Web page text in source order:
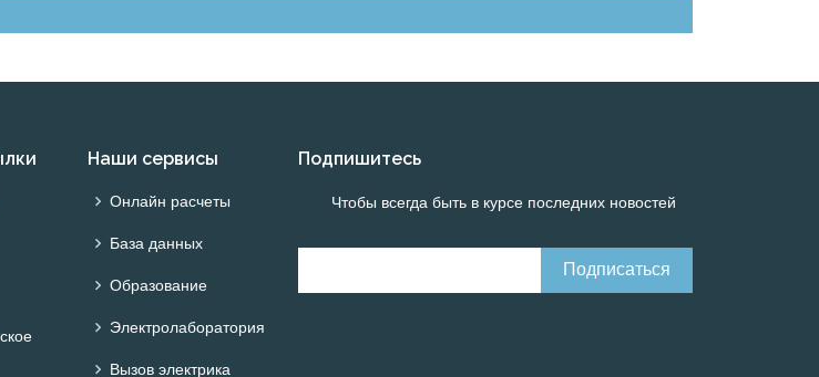
Наши сервисы
Онлайн расчеты
База данных
Образование
Электролаборатория
Вызов электрика
Подпишитесь
Чтобы всегда быть в курсе последних новостей